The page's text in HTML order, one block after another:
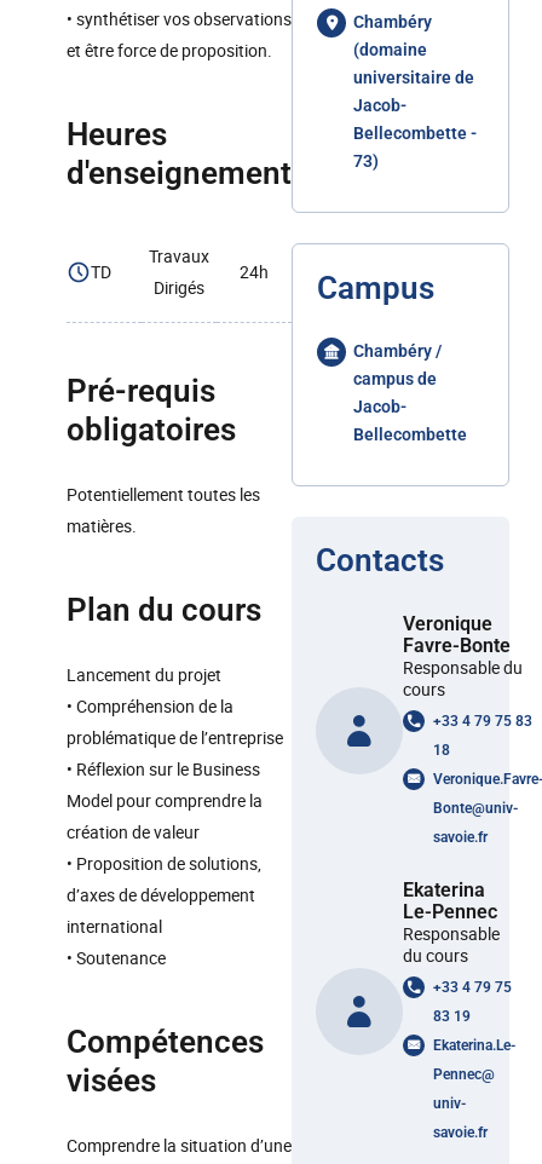
• synthétiser vos observations
et être force de proposition.
Heures
d'enseignement
TD
Travaux
Dirigés
24h
Pré-requis
obligatoires
Potentiellement toutes les
matières.
Plan du cours
Lancement du projet
• Compréhension de la
problématique de l’entreprise
• Réflexion sur le Business
Model pour comprendre la
création de valeur
• Proposition de solutions,
d’axes de développement
international
• Soutenance
Compétences
visées
Comprendre la situation d’une
Chambéry
(domaine
universitaire de
Jacob-
Bellecombette -
73)
Campus
Chambéry /
campus de
Jacob-
Bellecombette
Contacts
Veronique
Favre-Bonte
Responsable du
cours
+33 4 79 75 83
18
Veronique.Favre-
Bonte@univ-
savoie.fr
Ekaterina
Le-Pennec
Responsable
du cours
+33 4 79 75
83 19
Ekaterina.Le-
Pennec@
univ-
savoie.fr